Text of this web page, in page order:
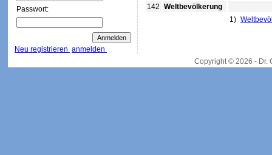
Passwort:
Neu registrieren anmelden
142 Weltbevölkerung
1)
Copyright © 2026 - Dr.